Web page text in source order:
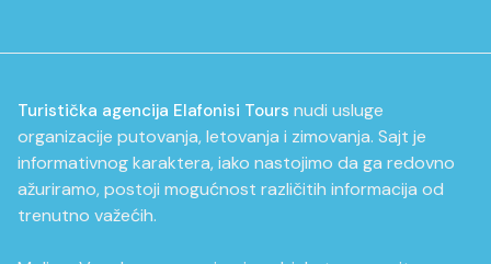
Turistička agencija Elafonisi Tours nudi usluge
organizacije putovanja, letovanja i zimovanja. Sajt je
informativnog karaktera, iako nastojimo da ga redovno
ažuriramo, postoji mogućnost različitih informacija od
trenutno važećih.